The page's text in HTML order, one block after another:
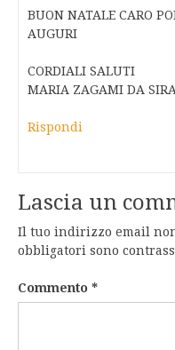
BUON NATALE CARO
AUGURI
CORDIALI SALUTI
MARIA ZAGAMI DA
Rispondi
Lascia un
Il tuo indirizzo email
obbligatori sono
Commento *